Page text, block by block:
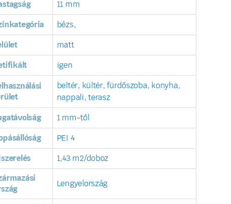
11 mm
bézs,
matt
igen
beltér, kültér, fürdőszoba, konyha,
nappali, terasz
1 mm-től
PEI 4
1,43 m2/doboz
Lengyelország